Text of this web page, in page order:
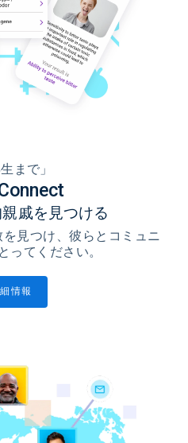
まで」
戚を見つける
見つけ、彼らとコミュニ
ってください。
情報